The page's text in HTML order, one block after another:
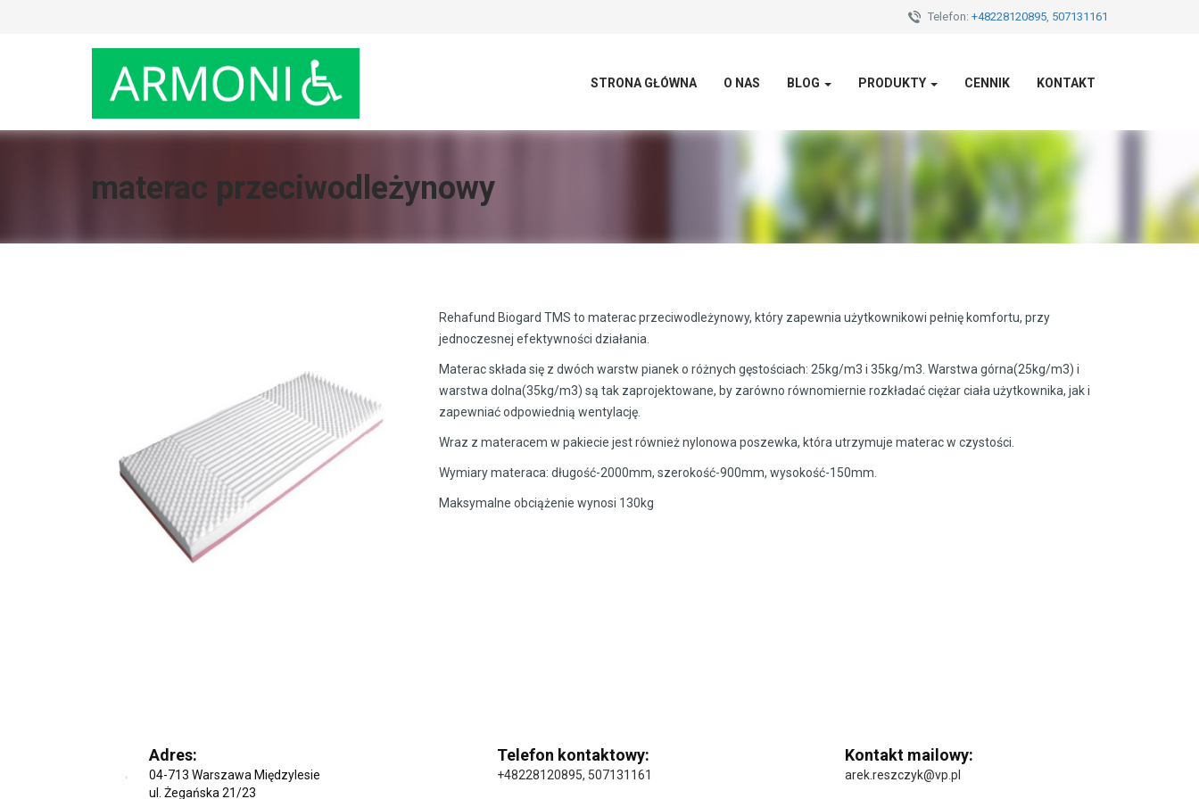
Telefon: +48228120895, 507131161
STRONA GŁÓWNA O NAS BLOG PRODUKTY CENNIK KONTAKT
materac przeciwodleżynowy
Rehafund Biogard TMS to materac przeciwodleżynowy, który zapewnia użytkownikowi pełnię komfortu, przy
jednoczesnej efektywności działania.
Materac składa się z dwóch warstw pianek o różnych gęstościach: 25kg/m3 i 35kg/m3. Warstwa górna(25kg/m3) i
warstwa dolna(35kg/m3) są tak zaprojektowane, by zarówno równomiernie rozkładać ciężar ciała użytkownika, jak i
zapewniać odpowiednią wentylację.
Wraz z materacem w pakiecie jest również nylonowa poszewka, która utrzymuje materac w czystości.
Wymiary materaca: długość-2000mm, szerokość-900mm, wysokość-150mm.
Maksymalne obciążenie wynosi 130kg
Adres:
04-713 Warszawa Międzylesie
ul. Żegańska 21/23
Telefon kontaktowy:
+48228120895, 507131161
Kontakt mailowy:
arek.reszczyk@vp.pl